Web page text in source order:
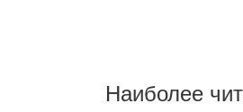
Наиболее